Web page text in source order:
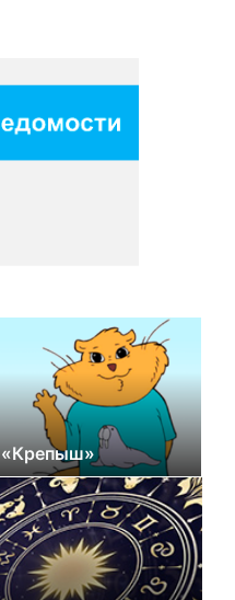
«Крепыш»